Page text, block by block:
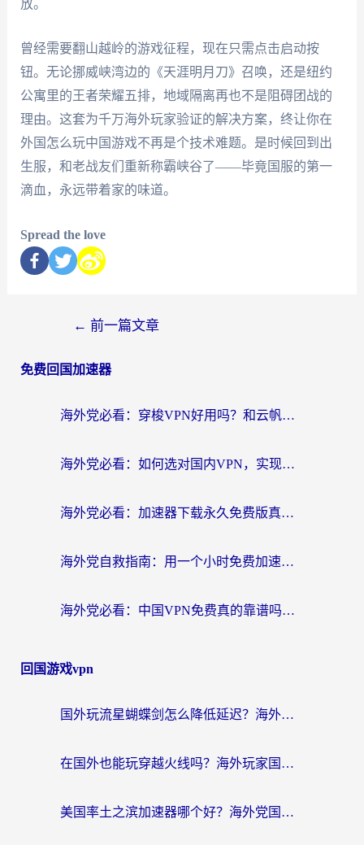
放。
曾经需要翻山越岭的游戏征程，现在只需点击启动按
钮。无论挪威峡湾边的《天涯明月刀》召唤，还是纽约
公寓里的王者荣耀五排，地域隔离再也不是阻碍团战的
理由。这套为千万海外玩家验证的解决方案，终让你在
外国怎么玩中国游戏不再是个技术难题。是时候回到出
生服，和老战友们重新称霸峡谷了——毕竟国服的第一
滴血，永远带着家的味道。
Spread the love
← 前一篇文章
免费回国加速器
海外党必看：穿梭VPN好用吗？和云帆VPN对比哪个回国效果更好？附真实测评+避坑指南
海外党必看：如何选对国内VPN，实现无缝访问国内资源？
海外党必看：加速器下载永久免费版真的存在吗？教你无缝访问国内资源的正确姿势
海外党自救指南：用一个小时免费加速器，轻松打破国内资源访问壁垒？
海外党必看：中国VPN免费真的靠谱吗？手把手教你选对回国加速器
回国游戏vpn
国外玩流星蝴蝶剑怎么降低延迟？海外党必看的加速秘籍（含欧洲鸣潮&彩虹岛优化攻略）
在国外也能玩穿越火线吗？海外玩家国服游戏畅玩终极指南
美国率土之滨加速器哪个好？海外党国服游戏畅玩终极指南（附多游戏解决方案）